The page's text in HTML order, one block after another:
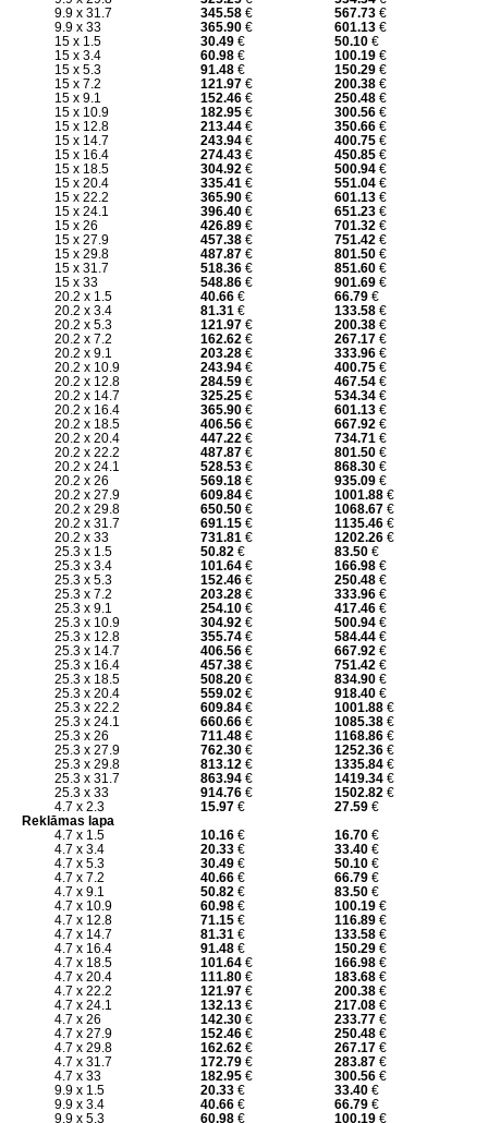
9.9 x 31.7
345.58€ 567.73€
9.9 x 33
365.90€ 601.13€
15 x 1.5
30.49€ 50.10€
15 x 3.4
60.98€ 100.19€
15 x 5.3
91.48€ 150.29€
15 x 7.2
121.97€ 200.38€
15 x 9.1
152.46€ 250.48€
15 x 10.9
182.95€ 300.56€
15 x 12.8
213.44€ 350.66€
15 x 14.7
243.94€ 400.75€
15 x 16.4
274.43€ 450.85€
15 x 18.5
304.92€ 500.94€
15 x 20.4
335.41€ 551.04€
15 x 22.2
365.90€ 601.13€
15 x 24.1
396.40€ 651.23€
15 x 26
426.89€ 701.32€
15 x 27.9
457.38€ 751.42€
15 x 29.8
487.87€ 801.50€
15 x 31.7
518.36€ 851.60€
15 x 33
548.86€ 901.69€
20.2 x 1.5
40.66€ 66.79€
20.2 x 3.4
81.31€ 133.58€
20.2 x 5.3
121.97€ 200.38€
20.2 x 7.2
162.62€ 267.17€
20.2 x 9.1
203.28€ 333.96€
20.2 x 10.9
243.94€ 400.75€
20.2 x 12.8
284.59€ 467.54€
20.2 x 14.7
325.25€ 534.34€
20.2 x 16.4
365.90€ 601.13€
20.2 x 18.5
406.56€ 667.92€
20.2 x 20.4
447.22€ 734.71€
20.2 x 22.2
487.87€ 801.50€
20.2 x 24.1
528.53€ 868.30€
20.2 x 26
569.18€ 935.09€
20.2 x 27.9
609.84€ 1001.88€
20.2 x 29.8
650.50€ 1068.67€
20.2 x 31.7
691.15€ 1135.46€
20.2 x 33
731.81€ 1202.26€
25.3 x 1.5
50.82€ 83.50€
25.3 x 3.4
101.64€ 166.98€
25.3 x 5.3
152.46€ 250.48€
25.3 x 7.2
203.28€ 333.96€
25.3 x 9.1
254.10€ 417.46€
25.3 x 10.9
304.92€ 500.94€
25.3 x 12.8
355.74€ 584.44€
25.3 x 14.7
406.56€ 667.92€
25.3 x 16.4
457.38€ 751.42€
25.3 x 18.5
508.20€ 834.90€
25.3 x 20.4
559.02€ 918.40€
25.3 x 22.2
609.84€ 1001.88€
25.3 x 24.1
660.66€ 1085.38€
25.3 x 26
711.48€ 1168.86€
25.3 x 27.9
762.30€ 1252.36€
25.3 x 29.8
813.12€ 1335.84€
25.3 x 31.7
863.94€ 1419.34€
25.3 x 33
914.76€ 1502.82€
4.7 x 2.3
15.97€ 27.59€
Reklāmas lapa
4.7 x 1.5
10.16€ 16.70€
4.7 x 3.4
20.33€ 33.40€
4.7 x 5.3
30.49€ 50.10€
4.7 x 7.2
40.66€ 66.79€
4.7 x 9.1
50.82€ 83.50€
4.7 x 10.9
60.98€ 100.19€
4.7 x 12.8
71.15€ 116.89€
4.7 x 14.7
81.31€ 133.58€
4.7 x 16.4
91.48€ 150.29€
4.7 x 18.5
101.64€ 166.98€
4.7 x 20.4
111.80€ 183.68€
4.7 x 22.2
121.97€ 200.38€
4.7 x 24.1
132.13€ 217.08€
4.7 x 26
142.30€ 233.77€
4.7 x 27.9
152.46€ 250.48€
4.7 x 29.8
162.62€ 267.17€
4.7 x 31.7
172.79€ 283.87€
4.7 x 33
182.95€ 300.56€
9.9 x 1.5
20.33€ 33.40€
9.9 x 3.4
40.66€ 66.79€
9.9 x 5.3
60.98€ 100.19€